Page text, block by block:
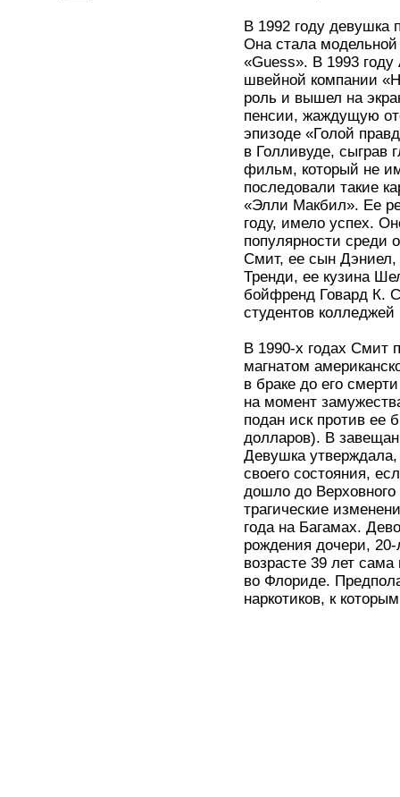
В 1992 году девушка
Она стала
«Guess». В 1993
швейной компании
роль и вышел на
пенсии, жаждущую
эпизоде «Голой
в Голливуде, сыграв
фильм, который не
последовали такие
«Элли Макбил». Ее
году, имело успех.
популярности среди
Смит, ее сын Дэниел,
Тренди, ее кузина
бойфренд Говард К.
студентов
В 1990-х годах
магнатом
в браке до его
на момент
подан иск против ее
долларов). В
Девушка
своего состояния,
дошло до
трагические
года на Багамах.
рождения дочери,
возрасте 39 лет
во Флориде.
наркотиков, к